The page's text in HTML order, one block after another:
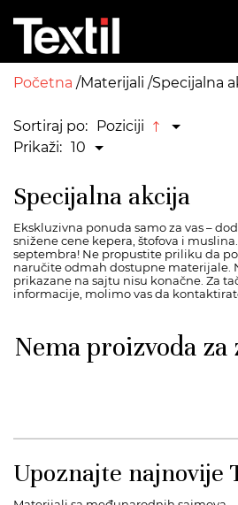
Početna Materijali Specijalna
Sortiraj po: Poziciji
Prikaži: 10
Specijalna akcija
Ekskluzivna ponuda samo za vas –
snižene cene kepera, štofova i
septembra! Ne propustite priliku da
naručite odmah dostupne materijale.
prikazane na sajtu nisu konačne. Za
informacije, molimo vas da
Nema proizvoda
Upoznajte najnovije